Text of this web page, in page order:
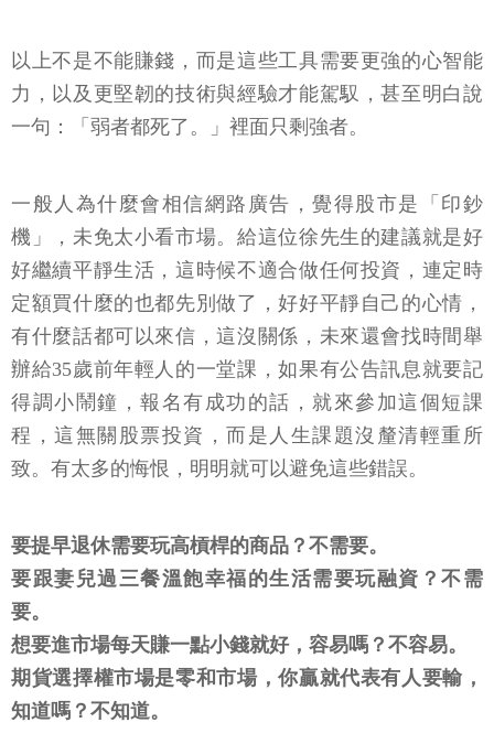
以上不是不能賺錢，而是這些工具需要更強的心智能
力，以及更堅韌的技術與經驗才能駕馭，甚至明白說
一句：「弱者都死了。」裡面只剩強者。
一般人為什麼會相信網路廣告，覺得股市是「印鈔
機」，未免太小看市場。給這位徐先生的建議就是好
好繼續平靜生活，這時候不適合做任何投資，連定時
定額買什麼的也都先別做了，好好平靜自己的心情，
有什麼話都可以來信，這沒關係，未來還會找時間舉
辦給35歲前年輕人的一堂課，如果有公告訊息就要記
得調小鬧鐘，報名有成功的話，就來參加這個短課
程，這無關股票投資，而是人生課題沒釐清輕重所
致。有太多的悔恨，明明就可以避免這些錯誤。
要提早退休需要玩高槓桿的商品？不需要。
要跟妻兒過三餐溫飽幸福的生活需要玩融資？不需
要。
想要進市場每天賺一點小錢就好，容易嗎？不容易。
期貨選擇權市場是零和市場，你贏就代表有人要輸，
知道嗎？不知道。